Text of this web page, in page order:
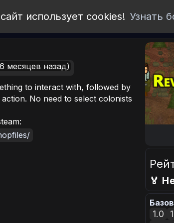
использует cookies! Узнать
месяцев назад)
to interact with, followed by
No need to select colonists
🏅
1.0